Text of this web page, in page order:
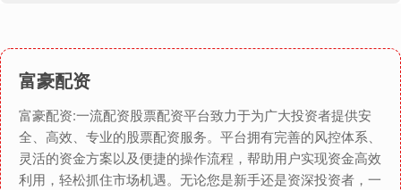
富豪配资
富豪配资:一流配资股票配资平台致力于为广大投资者提供安
全、高效、专业的股票配资服务。平台拥有完善的风控体系、
灵活的资金方案以及便捷的操作流程，帮助用户实现资金高效
利用，轻松抓住市场机遇。无论您是新手还是资深投资者，一